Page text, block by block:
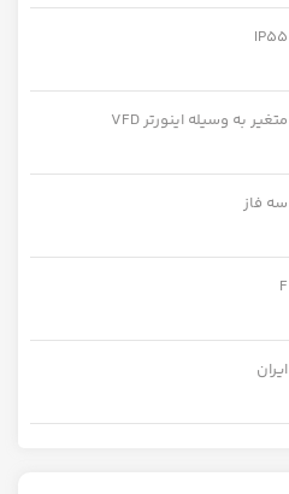
IP55
متغیر به وسیله اینورتر VFD
سه فاز
F
ایران